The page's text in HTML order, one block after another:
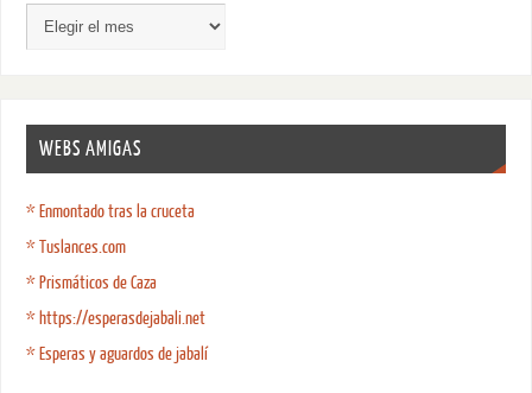
WEBS AMIGAS
* Enmontado tras la cruceta
* Tuslances.com
* Prismáticos de Caza
* https://esperasdejabali.net
* Esperas y aguardos de jabalí